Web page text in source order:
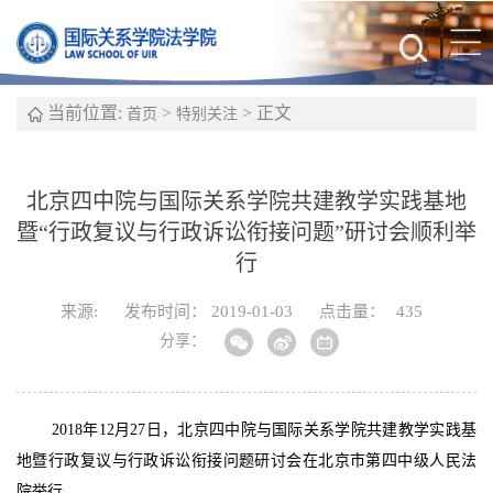
当前位置: 首页 > 特别关注 > 正文
北京四中院与国际关系学院共建教学实践基地
暨“行政复议与行政诉讼衔接问题”研讨会顺利举
行
来源: 发布时间： 2019-01-03 点击量： 435
分享：
2018年12月27日，北京四中院与国际关系学院共建教学实践基
地暨行政复议与行政诉讼衔接问题研讨会在北京市第四中级人民法